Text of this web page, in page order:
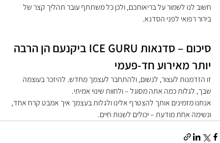
חשוב לנו לשמור על בריאותכם, ולכן כל משתתף עובר תהליך קצר של
בירור רפואי לפני הסדנא.
סיכום – סדנאות ICE GURU ביקנעם הן הרבה
יותר מאירוע חד-פעמי
זו הזדמנות לעצור, לנשום, ולהתחבר לעצמך מחדש. להיזכר בעוצמה
שבך, לגלות כמה אתה מסוגל – ולחוות שינוי אמיתי.
אנחנו מזמינים אותך להצטרף אלינו ולגלות בעצמך איך אמבט קרח אחד,
ונשימה אחת מודעת – יכולים לשנות חיים.